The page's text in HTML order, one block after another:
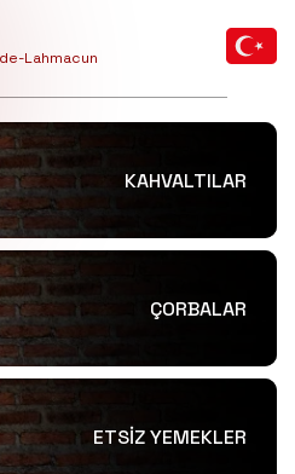
Lahmacun
KAHVALTILAR
ÇORBALAR
ETSİZ YEMEKLER